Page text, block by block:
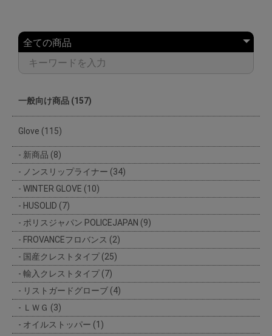
一般向け商品 (157)
Glove (115)
新商品 (8)
ノンスリップライナー (34)
WINTER GLOVE (10)
HUSOLID (7)
ポリスジャパン POLICEJAPAN (9)
FROVANCEフロバンス (2)
国産クレストタイプ (25)
輸入クレストタイプ (7)
リストガードグローブ (4)
ＬＷＧ (3)
オイルストッパー (1)